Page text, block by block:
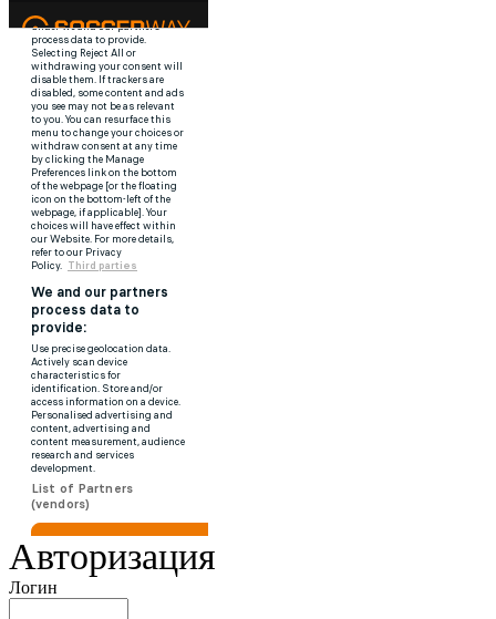
Авторизация
Логин